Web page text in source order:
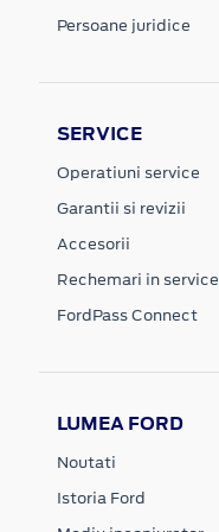
Persoane juridice
SERVICE
Operatiuni service
Garantii si revizii
Accesorii
Rechemari in service
FordPass Connect
LUMEA FORD
Noutati
Istoria Ford